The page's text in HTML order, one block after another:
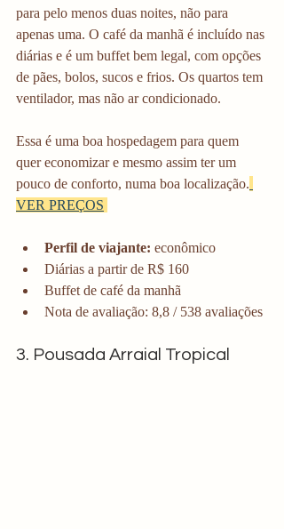
para pelo menos duas noites, não para
apenas uma. O café da manhã é incluído nas
diárias e é um buffet bem legal, com opções
de pães, bolos, sucos e frios. Os quartos tem
ventilador, mas não ar condicionado.
Essa é uma boa hospedagem para quem
quer economizar e mesmo assim ter um
pouco de conforto, numa boa localização.
VER PREÇOS
Perfil de viajante: econômico
Diárias a partir de R$ 160
Buffet de café da manhã
Nota de avaliação: 8,8 / 538 avaliações
3. Pousada Arraial Tropical